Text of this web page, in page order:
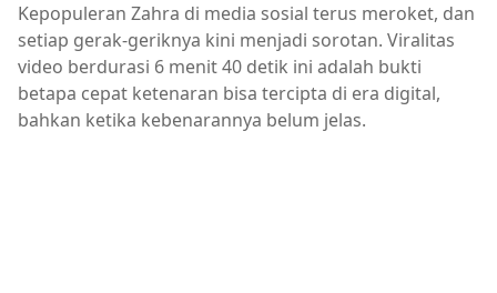
Kepopuleran Zahra di media sosial terus meroket, dan
setiap gerak-geriknya kini menjadi sorotan. Viralitas
video berdurasi 6 menit 40 detik ini adalah bukti
betapa cepat ketenaran bisa tercipta di era digital,
bahkan ketika kebenarannya belum jelas.